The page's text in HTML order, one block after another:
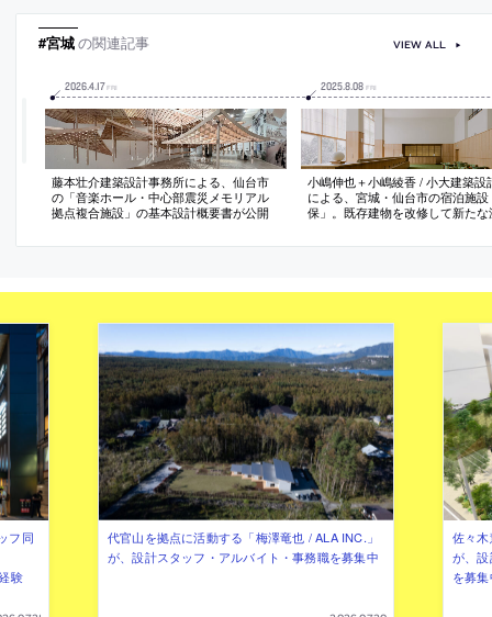
キーワード”も提示
#宮城の関連記事
2026.4.17 FRI
藤本壮介建築設計事務所による、仙台市
の「音楽ホール・中心部震災メモリアル
拠点複合施設」の基本設計概要書が公開
2025.8.08 FRI
小嶋伸也＋小嶋綾香 / 小大建築設
による、宮城・仙台市の宿泊施設
保」。既存建物を改修して新たな
と風景”に呼応するように、色彩
て取り入れる
VIEW ALL
フ同
験
代官山を拠点に活動する「梅澤竜也 / ALA INC.」
が、設計スタッフ・アルバイト・事務職を募集中
佐々
が、
を募